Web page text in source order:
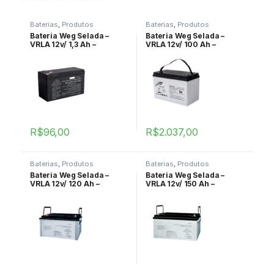
Baterias, Produtos
Bateria Weg Selada –
VRLA 12v/ 1,3 Ah –
R$96,00
Baterias, Produtos
Bateria Weg Selada –
VRLA 12v/ 100 Ah –
R$2.037,00
Baterias Produtos
Bateria Weg Selada –
VRLA 12v/ 120 Ah –
Baterias Produtos
Bateria Weg Selada –
VRLA 12v/ 150 Ah –